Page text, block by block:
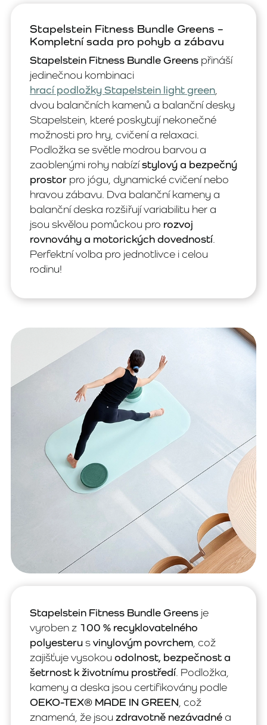
Stapelstein Fitness Bundle Greens –
Kompletní sada pro pohyb a zábavu
Stapelstein Fitness Bundle Greens přináší
jedinečnou kombinaci
hrací podložky Stapelstein light green
dvou balančních kamenů a balanční desky
Stapelstein, které poskytují nekonečné
možnosti pro hry, cvičení a relaxaci.
Podložka se světle modrou barvou a
zaoblenými rohy nabízístylový a bezpečný
prostor pro jógu, dynamické cvičení nebo
hravou zábavu. Dva balanční kameny a
balanční deska rozšiřují variabilitu her a
jsou skvělou pomůckou pro rozvoj
rovnováhy a motorických dovedností.
Perfektní volba pro jednotlivce i celou
rodinu!
Stapelstein Fitness Bundle Greens je
vyroben z 100 % recyklovatelného
polyesterusvinylovým povrchem , což
zajišťuje vysokou odolnost, bezpečnost a
šetrnost k životnímu prostředí. Podložka,
kameny a deska jsou certifikovány podle
OEKO-TEX® MADE IN GREEN , což
znamená, že jsou zdravotně nezávadnéa